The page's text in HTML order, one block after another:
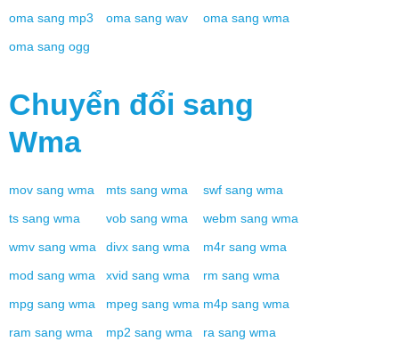
oma sang mp3 oma sang wav oma sang wma
oma sang ogg
Chuyển đổi sang
Wma
mov sang wma mts sang wma swf sang wma
ts sang wma vob sang wma webm sang wma
wmv sang wma divx sang wma m4r sang wma
mod sang wma xvid sang wma rm sang wma
mpg sang wma mpeg sang wma m4p sang wma
ram sang wma mp2 sang wma ra sang wma